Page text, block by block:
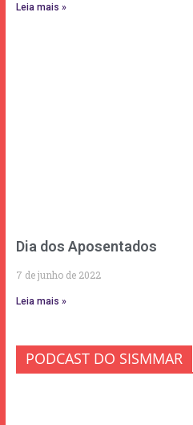
Leia mais »
Dia dos Aposentados
7 de junho de 2022
Leia mais »
PODCAST DO SISMMAR